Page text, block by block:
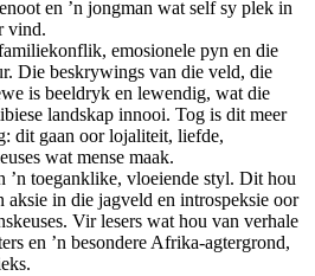
en ’n jongman wat self sy plek in
vind.
emosionele pyn en die
Die beskrywings van die veld, die
is beeldryk en lewendig, wat die
landskap innooi. Tog is dit meer
dit gaan oor lojaliteit, liefde,
wat mense maak.
’n toeganklike, vloeiende styl. Dit hou
aksie in die jagveld en introspeksie oor
Vir lesers wat hou van verhale
en ’n besondere Afrika-agtergrond,